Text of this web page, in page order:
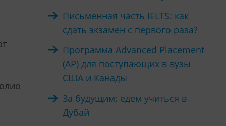
Письменная часть IELTS: как
сдать экзамен с первого раза?
Программа Advanced Placement
(AP) для поступающих в вузы
США и Канады
За будущим: едем учиться в
Дубай